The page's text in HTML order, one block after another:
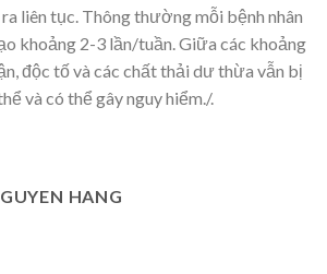
liên tục. Thông thường mỗi bệnh nhân
khoảng 2-3 lần/tuần. Giữa các khoảng
độc tố và các chất thải dư thừa vẫn bị
và có thể gây nguy hiểm./.
HANG